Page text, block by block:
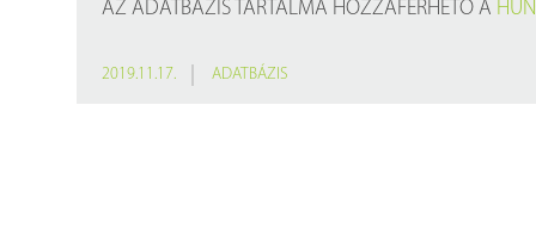
Findura Imre-díszoklevéllel kitüntetett kollégáink
Online katalógus
AZ ADATBÁZIS TARTALMA HOZZÁFÉRHETŐ A
2019.11.17. ADATBÁZIS